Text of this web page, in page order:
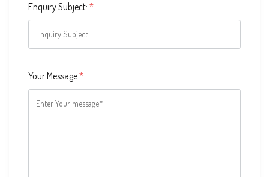
Enquiry Subject: *
Your Message*